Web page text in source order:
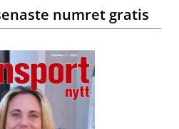
numret gratis